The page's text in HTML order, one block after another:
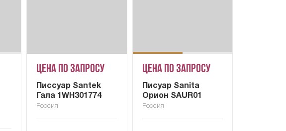
Цена по запросу
Писсуар Santek
Гала 1WH301774
Россия
Цена по запросу
Писуар Sanita
Орион SAUR01
Россия